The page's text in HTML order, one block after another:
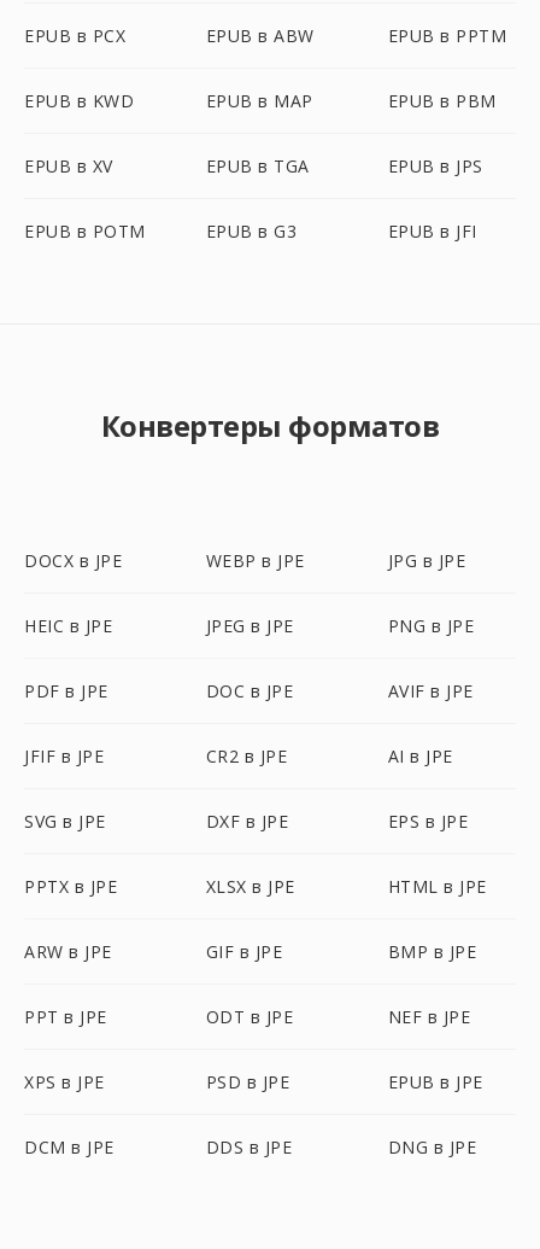
EPUB в PCX EPUB в ABW EPUB в PPTM
EPUB в KWD EPUB в MAP EPUB в PBM
EPUB в XV EPUB в TGA EPUB в JPS
EPUB в POTM EPUB в G3 EPUB в JFI
Конвертеры форматов
DOCX в JPE WEBP в JPE JPG в JPE
HEIC в JPE JPEG в JPE PNG в JPE
PDF в JPE DOC в JPE AVIF в JPE
JFIF в JPE CR2 в JPE AI в JPE
SVG в JPE DXF в JPE EPS в JPE
PPTX в JPE XLSX в JPE HTML в JPE
ARW в JPE GIF в JPE BMP в JPE
PPT в JPE ODT в JPE NEF в JPE
XPS в JPE PSD в JPE EPUB в JPE
DCM в JPE DDS в JPE DNG в JPE